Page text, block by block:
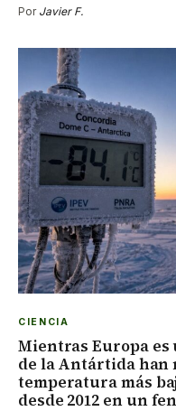
Por Javier F.
CIENCIA
Mientras Europa
de la Antártida han
temperatura más
desde 2012 en un